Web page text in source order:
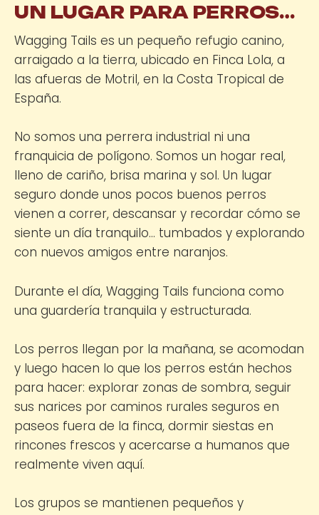
UN LUGAR PARA PERROS…
Wagging Tails es un pequeño refugio canino,
arraigado a la tierra, ubicado en Finca Lola, a
las afueras de Motril, en la Costa Tropical de
España.
No somos una perrera industrial ni una
franquicia de polígono. Somos un hogar real,
lleno de cariño, brisa marina y sol. Un lugar
seguro donde unos pocos buenos perros
vienen a correr, descansar y recordar cómo se
siente un día tranquilo… tumbados y explorando
con nuevos amigos entre naranjos.
Durante el día, Wagging Tails funciona como
una guardería tranquila y estructurada.
Los perros llegan por la mañana, se acomodan
y luego hacen lo que los perros están hechos
para hacer: explorar zonas de sombra, seguir
sus narices por caminos rurales seguros en
paseos fuera de la finca, dormir siestas en
rincones frescos y acercarse a humanos que
realmente viven aquí.
Los grupos se mantienen pequeños y